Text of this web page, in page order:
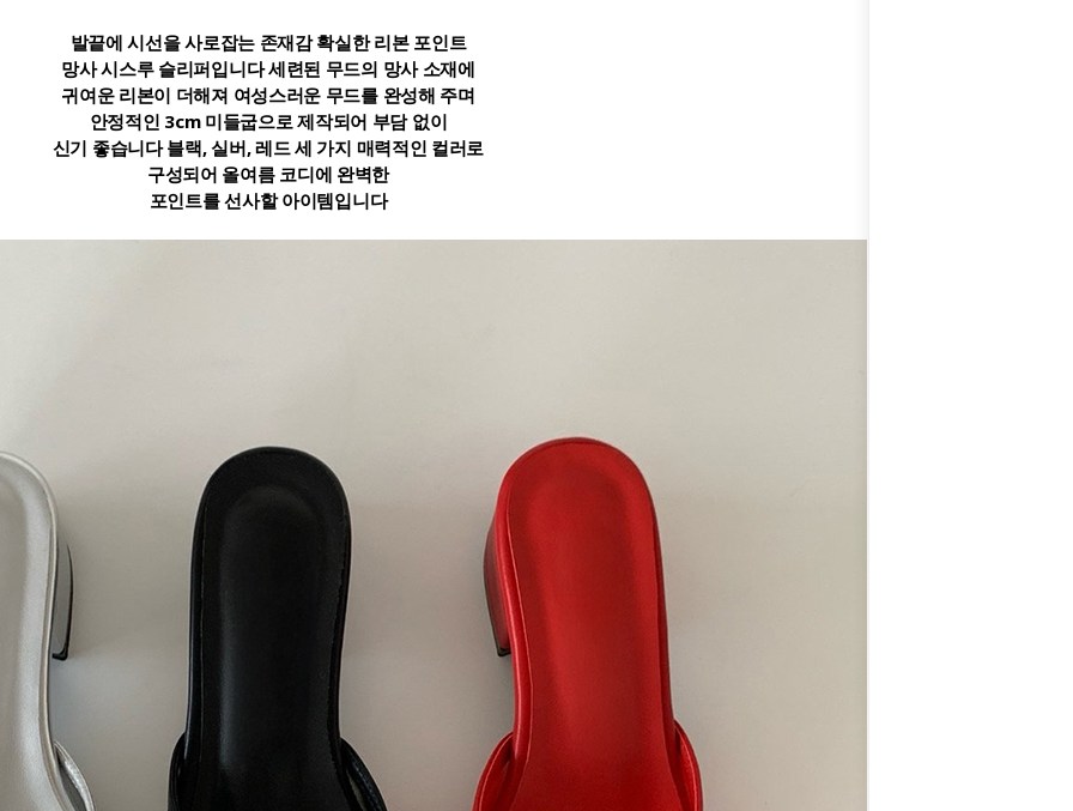
발끝에 시선을 사로잡는 존재감 확실한 리본 포인트
망사 시스루 슬리퍼입니다 세련된 무드의 망사 소재에
귀여운 리본이 더해져 여성스러운 무드를 완성해 주며
안정적인 3cm 미들굽으로 제작되어 부담 없이
신기 좋습니다 블랙, 실버, 레드 세 가지 매력적인 컬러로
구성되어 올여름 코디에 완벽한
포인트를 선사할 아이템입니다